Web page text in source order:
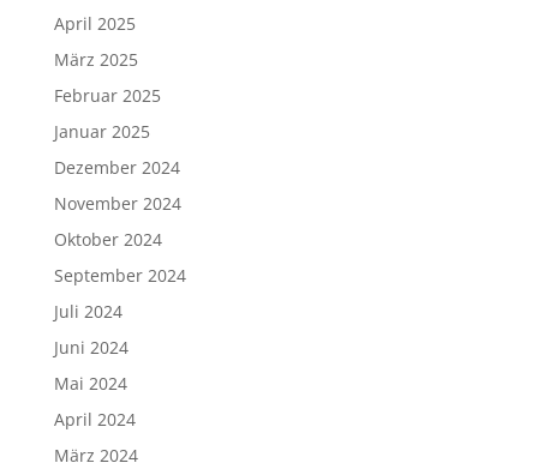
April 2025
März 2025
Februar 2025
Januar 2025
Dezember 2024
November 2024
Oktober 2024
September 2024
Juli 2024
Juni 2024
Mai 2024
April 2024
März 2024